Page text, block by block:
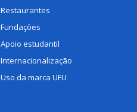
Restaurantes
Fundações
Apoio estudantil
Internacionalização
Uso da marca UFU